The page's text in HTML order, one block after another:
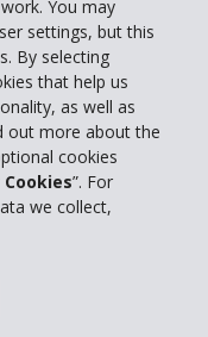
You may
settings, but this
By selecting
that help us
as well as
out more about the
cookies
”. For
we collect,